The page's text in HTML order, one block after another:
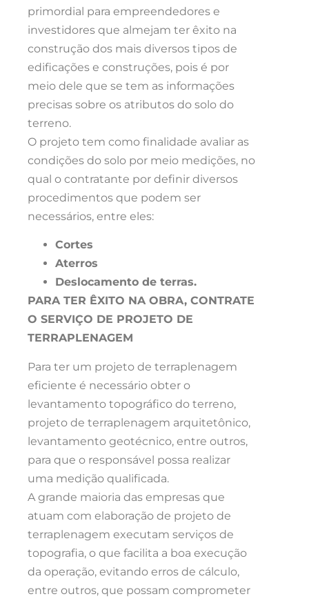
primordial para empreendedores e
investidores que almejam ter êxito na
construção dos mais diversos tipos de
edificações e construções, pois é por
meio dele que se tem as informações
precisas sobre os atributos do solo do
terreno.
O projeto tem como finalidade avaliar as
condições do solo por meio medições, no
qual o contratante por definir diversos
procedimentos que podem ser
necessários, entre eles:
Cortes
Aterros
Deslocamento de terras.
PARA TER ÊXITO NA OBRA, CONTRATE
O SERVIÇO DE PROJETO DE
TERRAPLENAGEM
Para ter um projeto de terraplenagem
eficiente é necessário obter o
levantamento topográfico do terreno,
projeto de terraplenagem arquitetônico,
levantamento geotécnico, entre outros,
para que o responsável possa realizar
uma medição qualificada.
A grande maioria das empresas que
atuam com elaboração de projeto de
terraplenagem executam serviços de
topografia, o que facilita a boa execução
da operação, evitando erros de cálculo,
entre outros, que possam comprometer